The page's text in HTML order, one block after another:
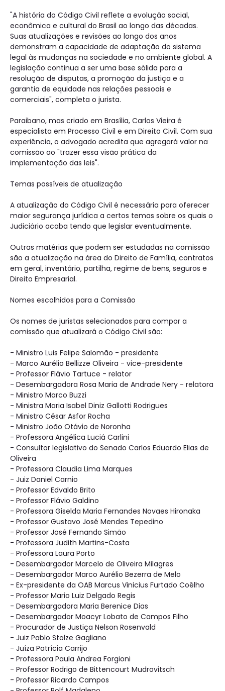
"A história do Código Civil reflete a evolução social,
econômica e cultural do Brasil ao longo das décadas.
Suas atualizações e revisões ao longo dos anos
demonstram a capacidade de adaptação do sistema
legal às mudanças na sociedade e no ambiente global. A
legislação continua a ser uma base sólida para a
resolução de disputas, a promoção da justiça e a
garantia de equidade nas relações pessoais e
comerciais", completa o jurista.
Paraibano, mas criado em Brasília, Carlos Vieira é
especialista em Processo Civil e em Direito Civil. Com sua
experiência, o advogado acredita que agregará valor na
comissão ao "trazer essa visão prática da
implementação das leis".
Temas possíveis de atualização
A atualização do Código Civil é necessária para oferecer
maior segurança jurídica a certos temas sobre os quais o
Judiciário acaba tendo que legislar eventualmente.
Outras matérias que podem ser estudadas na comissão
são a atualização na área do Direito de Família, contratos
em geral, inventário, partilha, regime de bens, seguros e
Direito Empresarial.
Nomes escolhidos para a Comissão
Os nomes de juristas selecionados para compor a
comissão que atualizará o Código Civil são:
- Ministro Luis Felipe Salomão - presidente
- Marco Aurélio Bellizze Oliveira - vice-presidente
- Professor Flávio Tartuce - relator
- Desembargadora Rosa Maria de Andrade Nery - relatora
- Ministro Marco Buzzi
- Ministra Maria Isabel Diniz Gallotti Rodrigues
- Ministro César Asfor Rocha
- Ministro João Otávio de Noronha
- Professora Angélica Luciá Carlini
- Consultor legislativo do Senado Carlos Eduardo Elias de
Oliveira
- Professora Claudia Lima Marques
- Juiz Daniel Carnio
- Professor Edvaldo Brito
- Professor Flávio Galdino
- Professora Giselda Maria Fernandes Novaes Hironaka
- Professor Gustavo José Mendes Tepedino
- Professor José Fernando Simão
- Professora Judith Martins-Costa
- Professora Laura Porto
- Desembargador Marcelo de Oliveira Milagres
- Desembargador Marco Aurélio Bezerra de Melo
- Ex-presidente da OAB Marcus Vinicius Furtado Coêlho
- Professor Mario Luiz Delgado Regis
- Desembargadora Maria Berenice Dias
- Desembargador Moacyr Lobato de Campos Filho
- Procurador de Justiça Nelson Rosenvald
- Juiz Pablo Stolze Gagliano
- Juíza Patrícia Carrijo
- Professora Paula Andrea Forgioni
- Professor Rodrigo de Bittencourt Mudrovitsch
- Professor Ricardo Campos